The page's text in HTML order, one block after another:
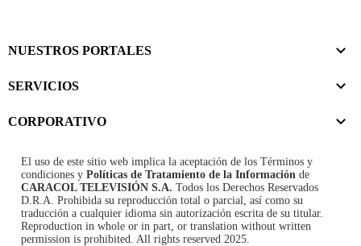
NUESTROS PORTALES
SERVICIOS
CORPORATIVO
El uso de este sitio web implica la aceptación de los Términos y
condiciones y Políticas de Tratamiento de la Información de
CARACOL TELEVISIÓN S.A. Todos los Derechos Reservados
D.R.A. Prohibida su reproducción total o parcial, así como su
traducción a cualquier idioma sin autorización escrita de su titular.
Reproduction in whole or in part, or translation without written
permission is prohibited. All rights reserved 2025.